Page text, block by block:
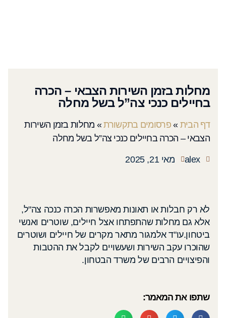
מחלות בזמן השירות הצבאי – הכרה
בחיילים כנכי צה”ל בשל מחלה
דף הבית »פרסומים בתקשורת» מחלות בזמן השירות
הצבאי – הכרה בחיילים כנכי צה”ל בשל מחלה
alex מאי 21, 2025
לא רק חבלות או תאונות מאפשרות הכרה כנכה צה"ל,
אלא גם מחלות שהתפתחו אצל חיילים, שוטרים ואנשי
ביטחון.עו"ד אלמגור מתאר מקרים של חיילים ושוטרים
שהוכרו עקב השירות ושעשויים לקבל את ההטבות
והפיצויים הרבים של משרד הבטחון.
שתפו את המאמר: